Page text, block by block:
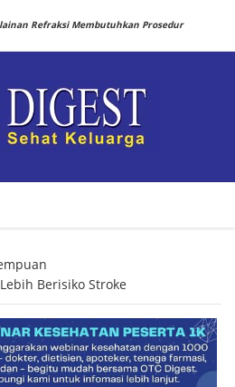
Refraksi Membutuhkan Prosedur
Berisiko Stroke